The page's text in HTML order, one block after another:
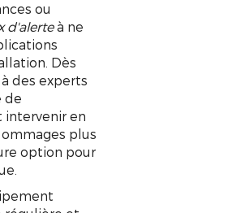
ou
d'alerteà ne
Dès
des experts
de
intervenir en
plus
option pour